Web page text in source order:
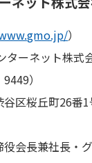
）
ーネット株式
）
区桜丘町26番
会長兼社長・